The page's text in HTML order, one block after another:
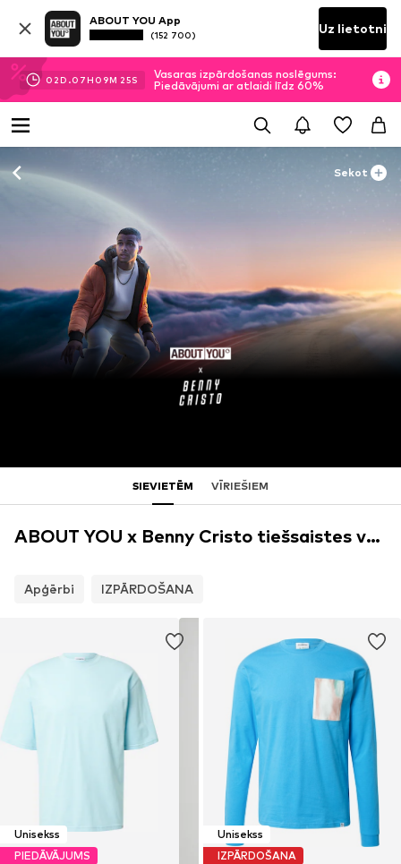
ABOUT YOU App
(152 700) Uz lietotni
02D.07H 09M 25S
Vasaras izpārdošanas noslēgums:
Piedāvājumi ar atlaidi līdz 60%
Sekot
SIEVIETĒM VĪRIEŠIEM
ABOUT YOU x Benny Cristo tiešsaistes veikals
Apģērbi IZPĀRDOŠANA
Unisekss
PIEDĀVĀJUMS
Unisekss
IZPĀRDOŠANA